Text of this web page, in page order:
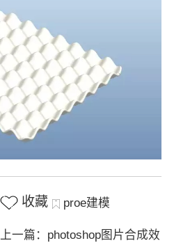
收藏 proe建模
上一篇：photoshop图片合成效